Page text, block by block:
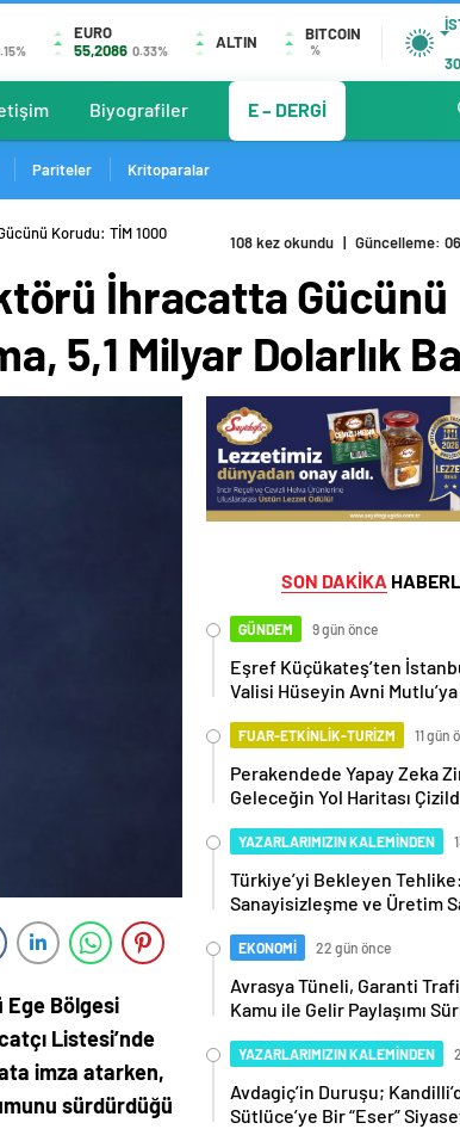
EURO
55,2086 0.33% ALTIN BITCOIN
%
Biyografiler E – DERGİ
Pariteler Kritoparalar
Korudu: TİM 1000
108 kez okundu | Güncelleme:
İhracatta Gücünü
5,1 Milyar Dolarlık
Ege Bölgesi
Listesi’nde
imza atarken,
sürdürdüğü
SON DAKİKA
GÜNDEM 9 gün önce
Eşref Küçükateş’ten
Valisi Hüseyin Avni Mutlu’ya
FUAR-ETKİNLİK-TURİZM 11 gün
Perakendede Yapay Zeka
Geleceğin Yol Haritası
YAZARLARIMIZIN KALEMİNDEN
Türkiye’yi Bekleyen
Sanayisizleşme ve Üretim
EKONOMİ 22 gün önce
Avrasya Tüneli, Garanti
Kamu ile Gelir Paylaşımı
YAZARLARIMIZIN KALEMİNDEN
Avdagiç’in Duruşu;
Sütlüce’ye Bir “Eser”